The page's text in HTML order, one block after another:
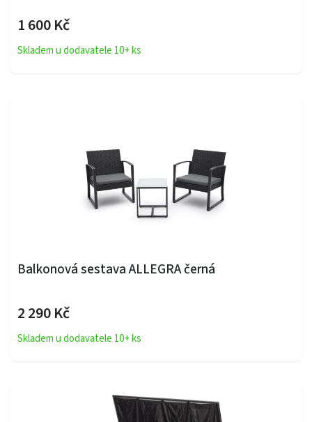
1 600 Kč
Skladem u dodavatele 10+ ks
Balkonová sestava ALLEGRA černá
2 290 Kč
Skladem u dodavatele 10+ ks